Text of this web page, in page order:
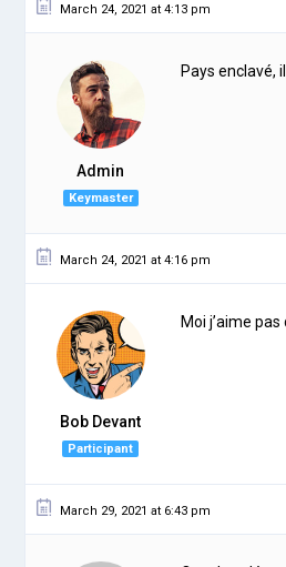
March 24, 2021 at 4:13 pm
Admin
Keymaster
Pays enclavé,
March 24, 2021 at 4:16 pm
Bob Devant
Participant
Moi j’aime
March 29, 2021 at 6:43 pm